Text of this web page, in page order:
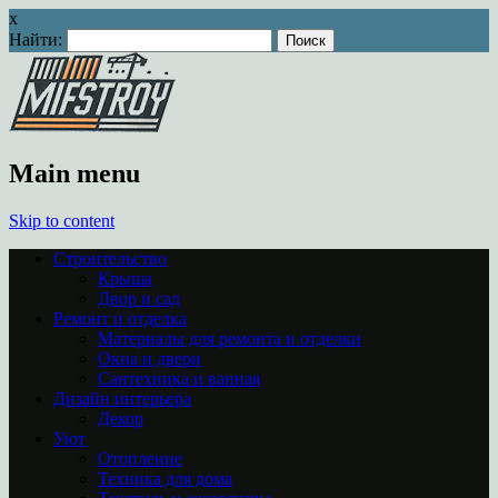
x
Найти:
Main menu
Skip to content
Строительство
Крыша
Двор и сад
Ремонт и отделка
Материалы для ремонта и отделки
Окна и двери
Сантехника и ванная
Дизайн интерьера
Декор
Уют
Отопление
Техника для дома